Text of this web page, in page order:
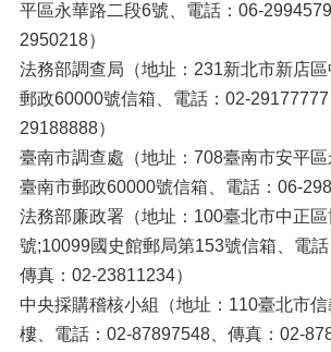
平區永華路二段6號、電話：06-
2950218）
法務部調查局（地址：231新北市新店
郵政60000號信箱、電話：02-
29188888）
臺南市調查處（地址：708臺南市安平
臺南市郵政60000號信箱、電話：06-
法務部廉政署（地址：100臺北市中正
號;10099國史館郵局第153號信箱、電話
傳真：02-23811234）
中央採購稽核小組（地址：110臺北市
樓、電話：02-87897548、傳真：02-